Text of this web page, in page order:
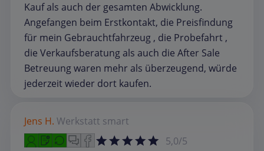
Kauf als auch der gesamten Abwicklung.
Angefangen beim Erstkontakt, die Preisfindung
für mein Gebrauchtfahrzeug , die Probefahrt ,
die Verkaufsberatung als auch die After Sale
Betreuung waren mehr als überzeugend, würde
jederzeit wieder dort kaufen.
Jens H. Werkstatt smart
5,0/5